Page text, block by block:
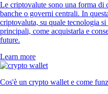
Le criptovalute sono una forma di
banche o governi centrali. In
criptovaluta, su quale tecnologia
principali, come acquistarla e
future.
Learn more
Cos'è un crypto wallet e come